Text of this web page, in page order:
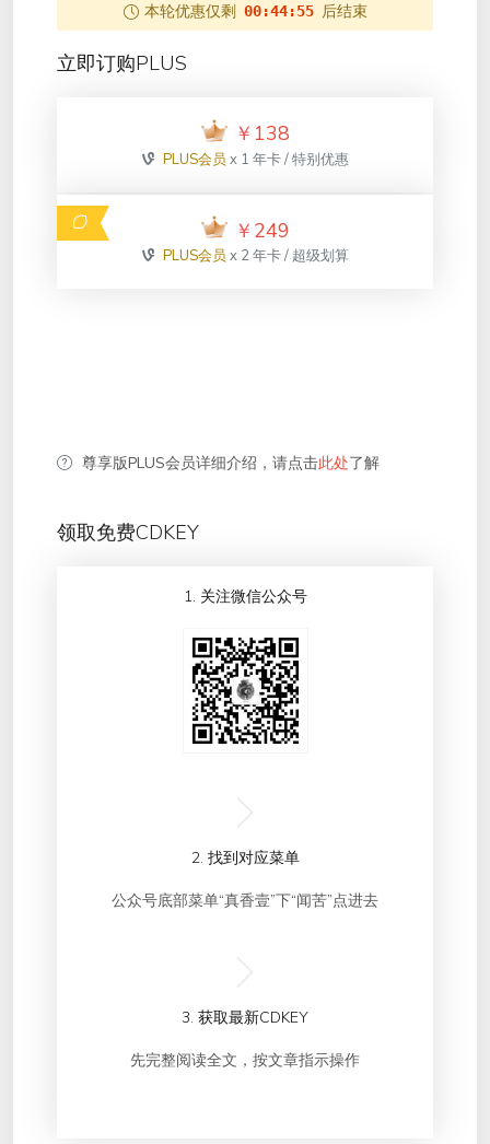
本轮优惠仅剩 00:44:55 后结束
立即订购PLUS
￥ 138
PLUS会员x 1 年卡 / 特别优惠
￥ 249
PLUS会员x 2 年卡 / 超级划算
尊享版PLUS会员详细介绍，请点击此处了解
领取免费CDKEY
1. 关注微信公众号
2. 找到对应菜单
公众号底部菜单“真香壹”下“闻苦”点进去
3. 获取最新CDKEY
先完整阅读全文，按文章指示操作